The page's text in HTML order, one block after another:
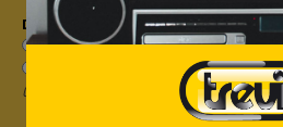
Dicci qualcosa in più su di te*
Sono un privato
Useremo questa informazione per